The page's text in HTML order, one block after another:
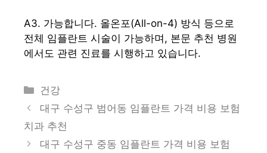
A3. 가능합니다. 올온포(All-on-4) 방식 등으로
전체 임플란트 시술이 가능하며, 본문 추천 병원
에서도 관련 진료를 시행하고 있습니다.
카
테
리
건강
대구 수성구 범어동 임플란트 가격 비용 보험
치과 추천
대구 수성구 중동 임플란트 가격 비용 보험